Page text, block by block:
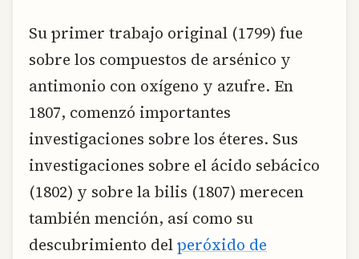
Su primer trabajo original (1799) fue
sobre los compuestos de arsénico y
antimonio con oxígeno y azufre. En
1807, comenzó importantes
investigaciones sobre los éteres. Sus
investigaciones sobre el ácido sebácico
(1802) y sobre la bilis (1807) merecen
también mención, así como su
descubrimiento delperóxido de